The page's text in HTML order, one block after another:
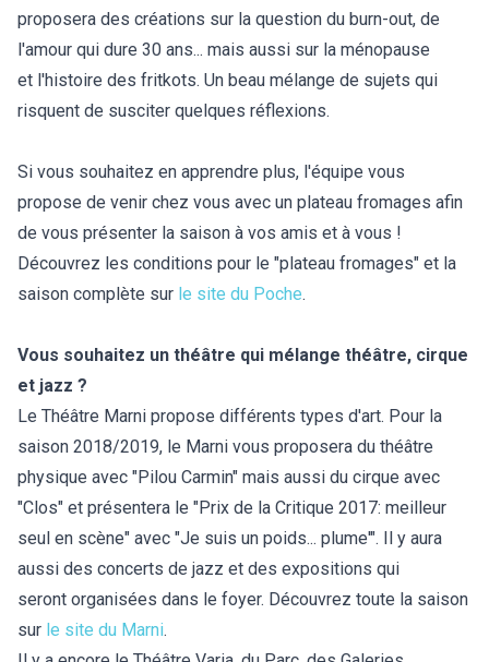
proposera des créations sur la question du burn-out, de
l'amour qui dure 30 ans... mais aussi sur la ménopause
et l'histoire des fritkots. Un beau mélange de sujets qui
risquent de susciter quelques réflexions.
Si vous souhaitez en apprendre plus, l'équipe vous
propose de venir chez vous avec un plateau fromages afin
de vous présenter la saison à vos amis et à vous !
Découvrez les conditions pour le "plateau fromages" et la
saison complète sur le site du Poche.
Vous souhaitez un théâtre qui mélange théâtre, cirque
et jazz ?
Le Théâtre Marni propose différents types d'art. Pour la
saison 2018/2019, le Marni vous proposera du théâtre
physique avec "Pilou Carmin" mais aussi du cirque avec
"Clos" et présentera le "Prix de la Critique 2017: meilleur
seul en scène" avec "Je suis un poids... plume'". Il y aura
aussi des concerts de jazz et des expositions qui
seront organisées dans le foyer. Découvrez toute la saison
sur le site du Marni.